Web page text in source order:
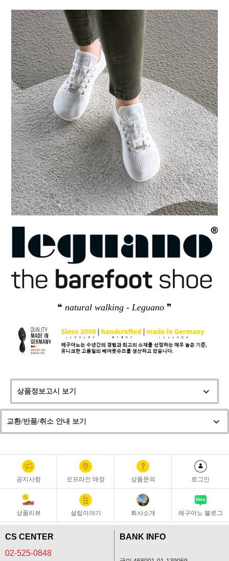
❝ natural walking - Leguano ❞
상품정보고시 보기
교환/반품/취소 안내 보기
공지사항 오프라인 매장 상품문의 로그인
상품리뷰 설립이야기 회사소개 레구아노 블로그
CS CENTER
02-525-0848
BANK INFO